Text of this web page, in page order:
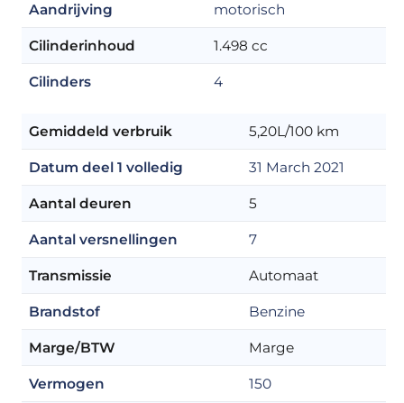
Aandrijving motorisch
Cilinderinhoud 1.498 cc
Cilinders 4
Gemiddeld verbruik 5,20L/100 km
Datum deel 1 volledig 31 March 2021
Aantal deuren 5
Aantal versnellingen 7
Transmissie Automaat
Brandstof Benzine
Marge/BTW Marge
Vermogen 150